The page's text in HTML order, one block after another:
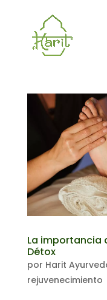
La importancia
Détox
por Harit
rejuvenecimiento